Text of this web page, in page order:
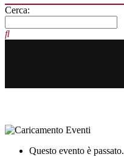
Cerca:
Questo evento è passato.